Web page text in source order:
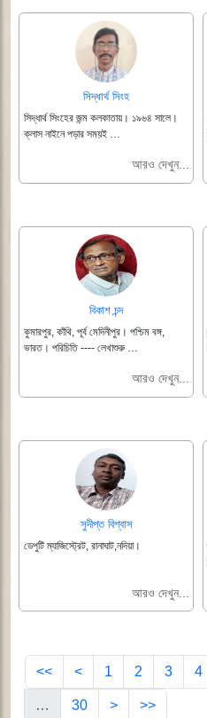
সিদ্ধার্থ সিংহ
সিদ্ধার্থ সিংহের জন্ম কলকাতায়। ১৯৬৪ সালে।
ক্লাস নাইনে পড়ার সময়ই …
আরও দেখুন...
বিকাশ চন্দ
কুমারপুর, কাঁথি, পূর্ব মেদিনীপুর। পশ্চিম বঙ্গ,
ভারত। পরিচিতি ---- লেখাশুরু …
আরও দেখুন...
সুদীপ্ত বিশ্বাস
ডেপুটি ম্যাজিস্ট্রেট, রানাঘাট,নদিয়া।
আরও দেখুন...
<< < 1 2 3 4
… 30 > >>